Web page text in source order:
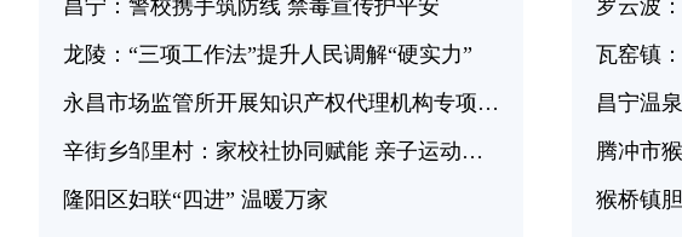
昌宁：警校携手筑防线 禁毒宣传护平安
龙陵：“三项工作法”提升人民调解“硬实力”
永昌市场监管所开展知识产权代理机构专项检查
辛街乡邹里村：家校社协同赋能 亲子运动融普法
隆阳区妇联“四进” 温暖万家
罗云波
瓦窑镇
昌宁温